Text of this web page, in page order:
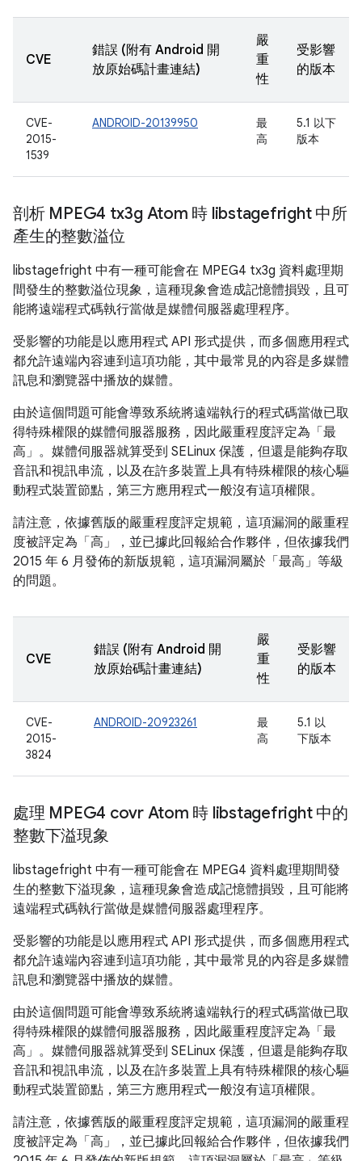
CVE
錯誤 (附有 Android 開
放原始碼計畫連結)
嚴
重
性
受影響
的版本
CVE-
2015-
1539
ANDROID-20139950
最
高
5.1 以下
版本
剖析 MPEG4 tx3g Atom 時 libstagefright 中所
產生的整數溢位
libstagefright 中有一種可能會在 MPEG4 tx3g 資料處理期
間發生的整數溢位現象，這種現象會造成記憶體損毀，且可
能將遠端程式碼執行當做是媒體伺服器處理程序。
受影響的功能是以應用程式 API 形式提供，而多個應用程式
都允許遠端內容連到這項功能，其中最常見的內容是多媒體
訊息和瀏覽器中播放的媒體。
由於這個問題可能會導致系統將遠端執行的程式碼當做已取
得特殊權限的媒體伺服器服務，因此嚴重程度評定為「最
高」。媒體伺服器就算受到 SELinux 保護，但還是能夠存取
音訊和視訊串流，以及在許多裝置上具有特殊權限的核心驅
動程式裝置節點，第三方應用程式一般沒有這項權限。
請注意，依據舊版的嚴重程度評定規範，這項漏洞的嚴重程
度被評定為「高」，並已據此回報給合作夥伴，但依據我們
2015 年 6 月發佈的新版規範，這項漏洞屬於「最高」等級
的問題。
CVE
錯誤 (附有 Android 開
放原始碼計畫連結)
嚴
重
性
受影響
的版本
CVE-
2015-
3824
ANDROID-20923261
最
高
5.1 以
下版本
處理 MPEG4 covr Atom 時 libstagefright 中的
整數下溢現象
libstagefright 中有一種可能會在 MPEG4 資料處理期間發
生的整數下溢現象，這種現象會造成記憶體損毀，且可能將
遠端程式碼執行當做是媒體伺服器處理程序。
受影響的功能是以應用程式 API 形式提供，而多個應用程式
都允許遠端內容連到這項功能，其中最常見的內容是多媒體
訊息和瀏覽器中播放的媒體。
由於這個問題可能會導致系統將遠端執行的程式碼當做已取
得特殊權限的媒體伺服器服務，因此嚴重程度評定為「最
高」。媒體伺服器就算受到 SELinux 保護，但還是能夠存取
音訊和視訊串流，以及在許多裝置上具有特殊權限的核心驅
動程式裝置節點，第三方應用程式一般沒有這項權限。
請注意，依據舊版的嚴重程度評定規範，這項漏洞的嚴重程
度被評定為「高」，並已據此回報給合作夥伴，但依據我們